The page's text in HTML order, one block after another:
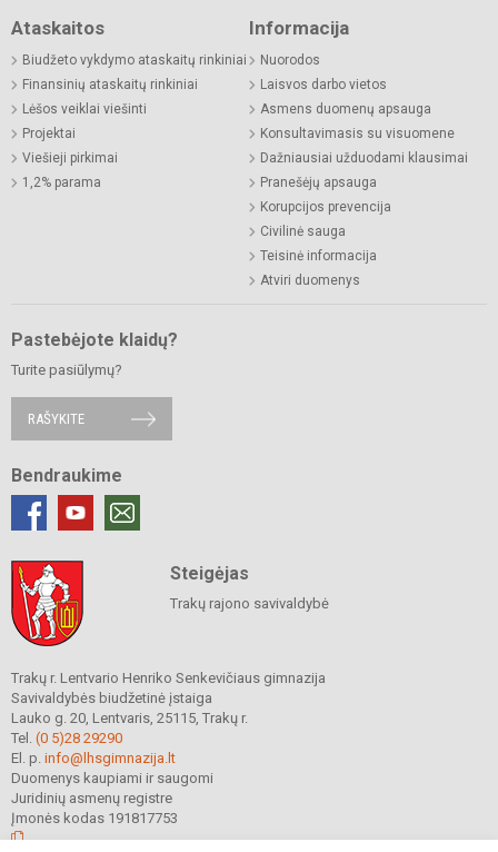
Ataskaitos
Biudžeto vykdymo ataskaitų rinkiniai
Finansinių ataskaitų rinkiniai
Lėšos veiklai viešinti
Projektai
Viešieji pirkimai
1,2% parama
Informacija
Nuorodos
Laisvos darbo vietos
Asmens duomenų apsauga
Konsultavimasis su visuomene
Dažniausiai užduodami klausimai
Pranešėjų apsauga
Korupcijos prevencija
Civilinė sauga
Teisinė informacija
Atviri duomenys
Pastebėjote klaidų?
Turite pasiūlymų?
RAŠYKITE
Bendraukime
Steigėjas
Trakų rajono savivaldybė
Trakų r. Lentvario Henriko Senkevičiaus gimnazija
Savivaldybės biudžetinė įstaiga
Lauko g. 20, Lentvaris, 25115, Trakų r.
Tel. (0 5)28 29290
El. p. info@lhsgimnazija.lt
Duomenys kaupiami ir saugomi
Juridinių asmenų registre
Įmonės kodas 191817753